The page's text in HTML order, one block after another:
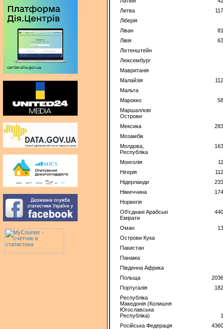
Литва
Ліберія
Ліван
Лівія
Ліхтенштейн
Люксембург
Мавританія
Малайзія
Мальта
Марокко
Маршаллові
Острови
Мексика
Мозамбік
Молдова,
Республіка
Монголія
Нігерія
Нідерланди
Німеччина
Норвегія
Об'єднані Арабські
Емірати
Оман
Острови Кука
Пакистан
Панама
Південна Африка
Польща
Португалія
Республіка
Македонія (Колишня
Югославська
Республіка)
Російська Федерація